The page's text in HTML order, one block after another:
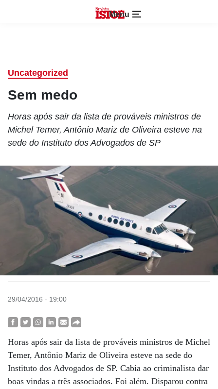
Menu
Uncategorized
Sem medo
Horas após sair da lista de prováveis ministros de
Michel Temer, Antônio Mariz de Oliveira esteve na
sede do Instituto dos Advogados de SP
29/04/2016 - 19:00
Horas após sair da lista de prováveis ministros de Michel
Temer, Antônio Mariz de Oliveira esteve na sede do
Instituto dos Advogados de SP. Cabia ao criminalista dar
boas vindas a três associados. Foi além. Disparou contra